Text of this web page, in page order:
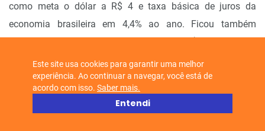
como meta o dólar a R$ 4 e taxa básica de juros da
economia brasileira em 4,4% ao ano. Ficou também
nas contas públicas no ano que vem.
Este site usa cookies para garantir uma melhor
experiência. Ao continuar a navegar, você está de
acordo com isso. Saber mais.
Entendi